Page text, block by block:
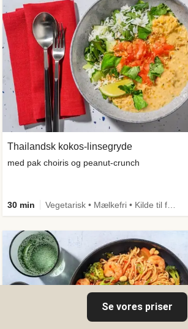
Thailandsk kokos-linsegryde
med pak choiris og peanut-crunch
30 min
Se vores priser